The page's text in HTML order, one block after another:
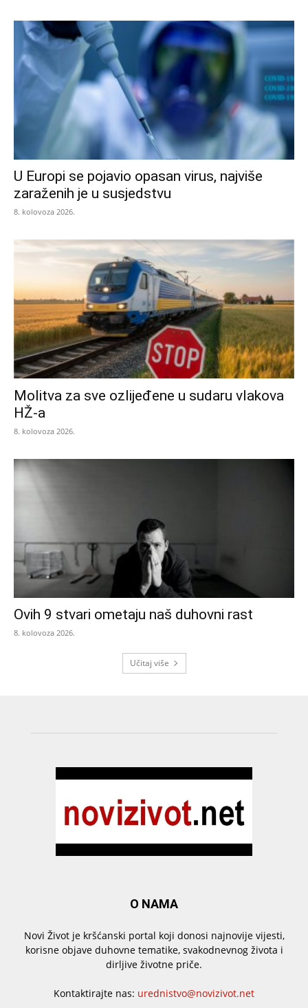
U Europi se pojavio opasan virus, najviše
zaraženih je u susjedstvu
8. kolovoza 2026.
Molitva za sve ozlijeđene u sudaru vlakova
HŽ-a
8. kolovoza 2026.
Ovih 9 stvari ometaju naš duhovni rast
8. kolovoza 2026.
Učitaj više
O NAMA
Novi Život je kršćanski portal koji donosi najnovije vijesti,
korisne objave duhovne tematike, svakodnevnog života i
dirljive životne priče.
Kontaktirajte nas: urednistvo@novizivot.net